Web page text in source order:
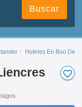
Buscar
Hoteles En Boo De